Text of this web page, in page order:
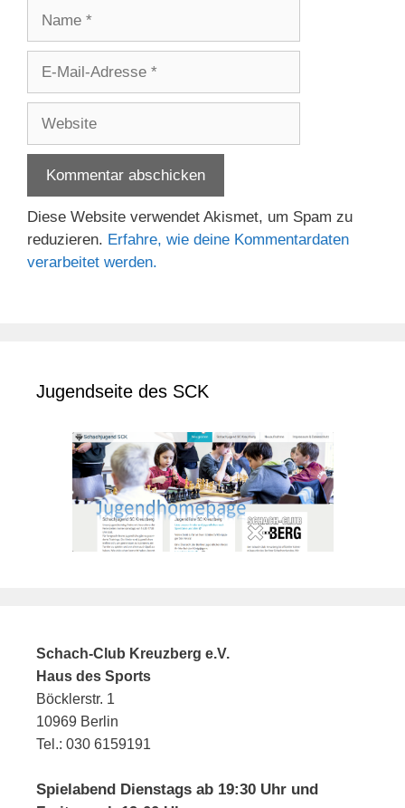
Adresse
Diese Website verwendet Akismet, um Spam zu
reduzieren. Erfahre, wie deine Kommentardaten
verarbeitet werden.
Jugendseite des SCK
Schach-Club Kreuzberg e.V.
Haus des Sports
Böcklerstr. 1
10969 Berlin
Tel.: 030 6159191
Spielabend Dienstags ab 19:30 Uhr und